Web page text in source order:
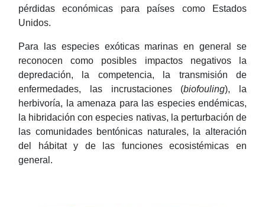
pérdidas económicas para países como Estados
Unidos.
Para las especies exóticas marinas en general se
reconocen como posibles impactos negativos la
depredación, la competencia, la transmisión de
enfermedades, las incrustaciones (biofouling), la
herbivoría, la amenaza para las especies endémicas,
la hibridación con especies nativas, la perturbación de
las comunidades bentónicas naturales, la alteración
del hábitat y de las funciones ecosistémicas en
general.